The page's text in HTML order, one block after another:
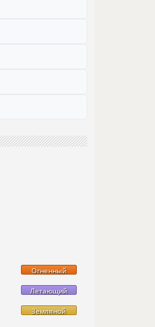
Огненный
Летающий
Земляной